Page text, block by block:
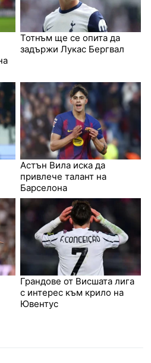
Тотнъм ще се опита да
задържи Лукас Бергвал
Астън Вила иска да
привлече талант на
Барселона
Грандове от Висшата лига
с интерес към крило на
Ювентус